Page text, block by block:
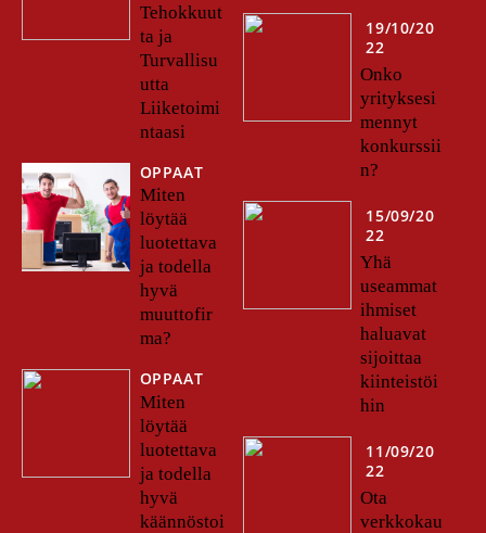
Tehokkuut
ta ja
Turvallisu
utta
Liiketoimi
ntaasi
OPPAAT
Miten
löytää
luotettava
ja todella
hyvä
muuttofir
ma?
OPPAAT
Miten
löytää
luotettava
ja todella
hyvä
käännöstoi
19/10/20
22
Onko
yrityksesi
mennyt
konkurssii
n?
15/09/20
22
Yhä
useammat
ihmiset
haluavat
sijoittaa
kiinteistöi
hin
11/09/20
22
Ota
verkkokau